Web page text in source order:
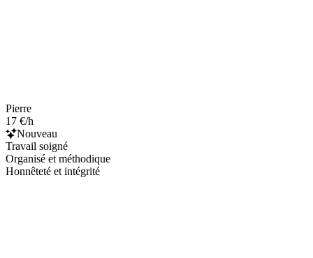
Pierre
17 €/h
Nouveau
Travail soigné
Organisé et méthodique
Honnêteté et intégrité